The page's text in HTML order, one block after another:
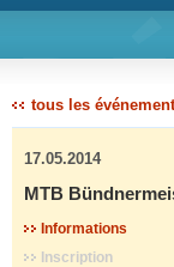
tous les
17.05.2014
MTB
Informations
Inscription